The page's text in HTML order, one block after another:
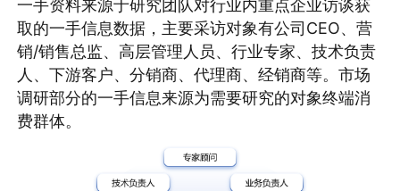
一手资料来源于研究团队对行业内重点企业访谈获
取的一手信息数据，主要采访对象有公司CEO、营
销/销售总监、高层管理人员、行业专家、技术负责
人、下游客户、分销商、代理商、经销商等。市场
调研部分的一手信息来源为需要研究的对象终端消
费群体。